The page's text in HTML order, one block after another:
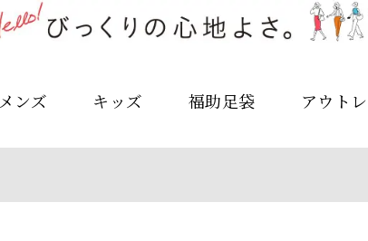
メンズ キッズ 福助足袋 アウト